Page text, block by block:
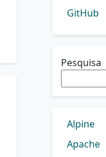
GitHub
Pesquisa
Alpine
Apache